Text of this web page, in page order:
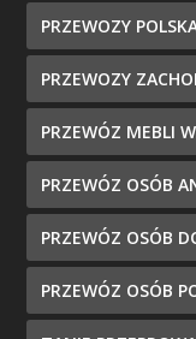
PRZEWOZY
PRZEWOZY
PRZEWÓZ MEBLI
PRZEWÓZ OSÓB
PRZEWÓZ OSÓB
PRZEWÓZ OSÓB